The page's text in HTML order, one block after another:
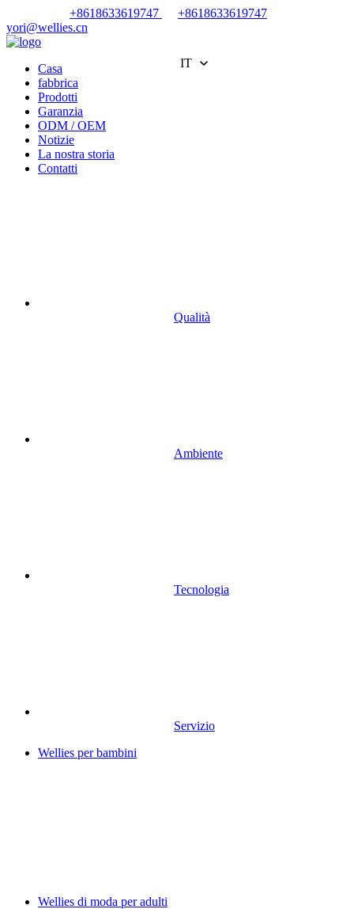
+8618633619747
+8618633619747
yori@wellies.cn
IT
Casa
fabbrica
Prodotti
Garanzia
ODM / OEM
Notizie
La nostra storia
Contatti
Qualità
Ambiente
Tecnologia
Servizio
Wellies per bambini
Wellies di moda per adulti